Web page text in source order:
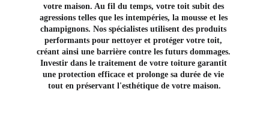
votre maison. Au fil du temps, votre toit subit des
agressions telles que les intempéries, la mousse et les
champignons. Nos spécialistes utilisent des produits
performants pour nettoyer et protéger votre toit,
créant ainsi une barrière contre les futurs dommages.
Investir dans le traitement de votre toiture garantit
une protection efficace et prolonge sa durée de vie
tout en préservant l'esthétique de votre maison.